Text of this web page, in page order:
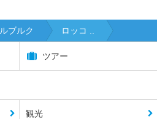
ブルク ロッコ ..
ツアー
観光